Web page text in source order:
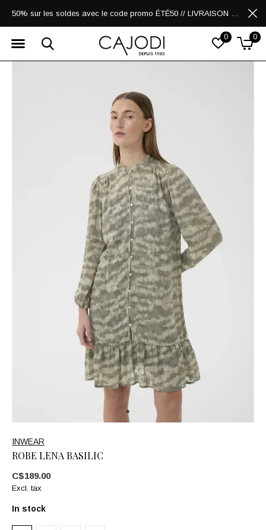
0 0
50% sur les soldes avec le code promo ÉTÉ50 // LIVRAISON GRATUITE POUR LES ACHATS DE 250$ ET PLUS
INWEAR
ROBE LENA BASILIC
C$189.00
Excl. tax
In stock